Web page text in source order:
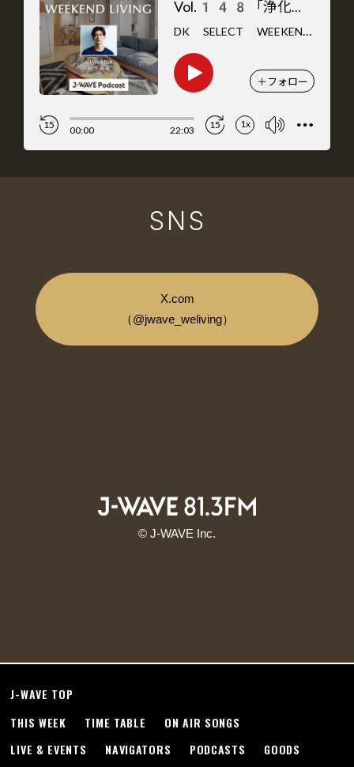
SNS
X.com
（@jwave_weliving）
© J-WAVE Inc.
J-WAVE TOP
THIS WEEK
TIME TABLE
ON AIR SONGS
LIVE & EVENTS
NAVIGATORS PODCASTS GOODS